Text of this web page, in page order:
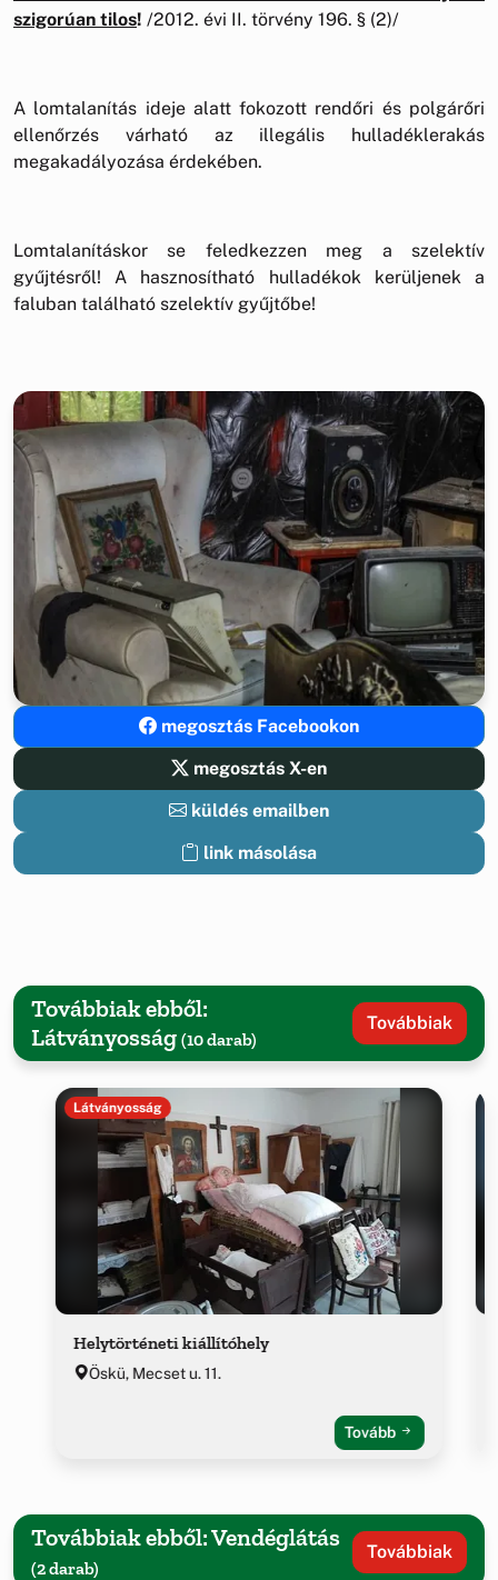
szigorúan tilos! /2012. évi II. törvény 196. § (2)/
A lomtalanítás ideje alatt fokozott rendőri és polgárőri
ellenőrzés várható az illegális hulladéklerakás
megakadályozása érdekében.
Lomtalanításkor se feledkezzen meg a szelektív
gyűjtésről! A hasznosítható hulladékok kerüljenek a
faluban található szelektív gyűjtőbe!
megosztás Facebookon
megosztás X-en
küldés emailben
link másolása
Továbbiak ebből:
Látványosság (10 darab)
Továbbiak
Látványosság
Helytörténeti kiállítóhely
Öskü, Mecset u. 11.
Tovább
Továbbiak ebből: Vendéglátás
(2 darab)
Továbbiak